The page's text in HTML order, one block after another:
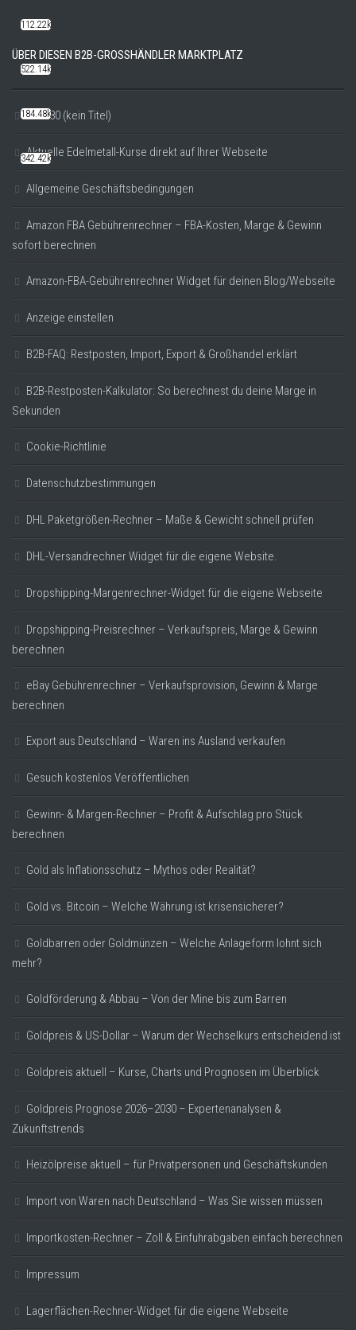
ÜBER DIESEN B2B-GROSSHÄNDLER MARKTPLATZ
#20780 (kein Titel)
Aktuelle Edelmetall-Kurse direkt auf Ihrer Webseite
Allgemeine Geschäftsbedingungen
Amazon FBA Gebührenrechner – FBA-Kosten, Marge & Gewinn
sofort berechnen
Amazon-FBA-Gebührenrechner Widget für deinen Blog/Webseite
Anzeige einstellen
B2B-FAQ: Restposten, Import, Export & Großhandel erklärt
B2B-Restposten-Kalkulator: So berechnest du deine Marge in
Sekunden
Cookie-Richtlinie
Datenschutzbestimmungen
DHL Paketgrößen-Rechner – Maße & Gewicht schnell prüfen
DHL-Versandrechner Widget für die eigene Website.
Dropshipping-Margenrechner-Widget für die eigene Webseite
Dropshipping-Preisrechner – Verkaufspreis, Marge & Gewinn
berechnen
eBay Gebührenrechner – Verkaufsprovision, Gewinn & Marge
berechnen
Export aus Deutschland – Waren ins Ausland verkaufen
Gesuch kostenlos Veröffentlichen
Gewinn- & Margen-Rechner – Profit & Aufschlag pro Stück
berechnen
Gold als Inflationsschutz – Mythos oder Realität?
Gold vs. Bitcoin – Welche Währung ist krisensicherer?
Goldbarren oder Goldmünzen – Welche Anlageform lohnt sich
mehr?
Goldförderung & Abbau – Von der Mine bis zum Barren
Goldpreis & US-Dollar – Warum der Wechselkurs entscheidend ist
Goldpreis aktuell – Kurse, Charts und Prognosen im Überblick
Goldpreis Prognose 2026–2030 – Expertenanalysen &
Zukunftstrends
Heizölpreise aktuell – für Privatpersonen und Geschäftskunden
Import von Waren nach Deutschland – Was Sie wissen müssen
Importkosten-Rechner – Zoll & Einfuhrabgaben einfach berechnen
Impressum
Lagerflächen-Rechner-Widget für die eigene Webseite
112.22k
522.14k
184.48k
342.42k